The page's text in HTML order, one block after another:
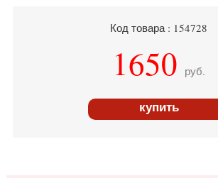
Код товара : 154728
1650 руб.
купить